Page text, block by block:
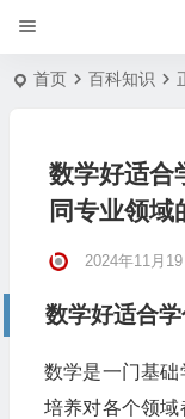
首页 百科知识
数学好适合
同专业领域
2024年11月
数学好适合
数学是一门基
培养对各个领